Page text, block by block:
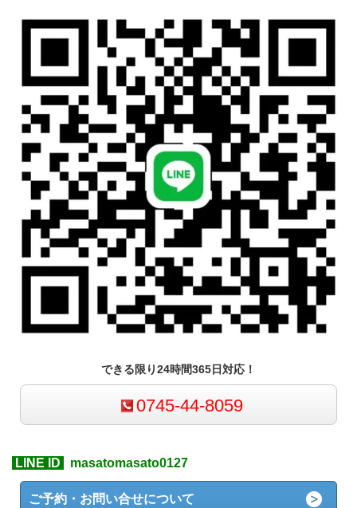
できる限り24時間365日対応！
0745-44-8059
LINE ID masatomasato0127
ご予約・お問い合せについて